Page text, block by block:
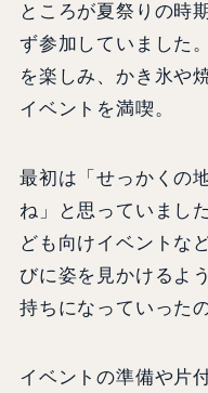
ところが夏祭りの時
ず参加していました
を楽しみ、かき氷や
イベントを満喫。
最初は「せっかくの
ね」と思っていまし
ども向けイベントな
びに姿を見かけるよ
持ちになっていった
イベントの準備や片